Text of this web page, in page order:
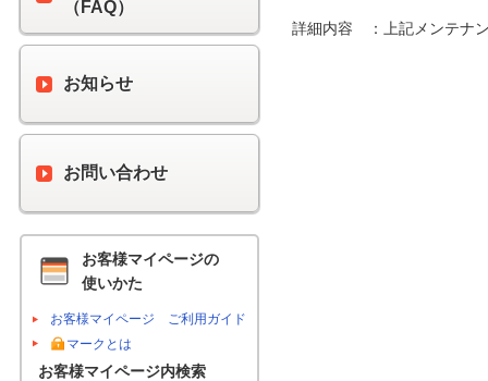
詳細内容　：上記メンテナ
（FAQ）
お知らせ
お問い合わせ
お客様マイページの
使いかた
お客様マイページ ご利用ガイド
マークとは
お客様マイページ内検索